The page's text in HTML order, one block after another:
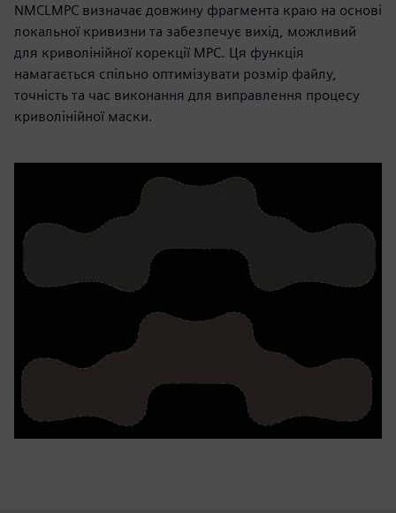
NMCLMPC визначає довжину фрагмента краю на основі
локальної кривизни та забезпечує вихід, можливий
для криволінійної корекції MPC. Ця функція
намагається спільно оптимізувати розмір файлу,
точність та час виконання для виправлення процесу
криволінійної маски.